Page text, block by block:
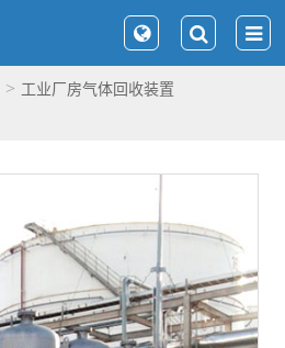
工业厂房气体回收装置